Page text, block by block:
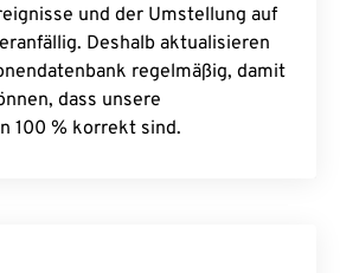
und der Umstellung auf
Deshalb aktualisieren
regelmäßig, damit
dass unsere
100 % korrekt sind.